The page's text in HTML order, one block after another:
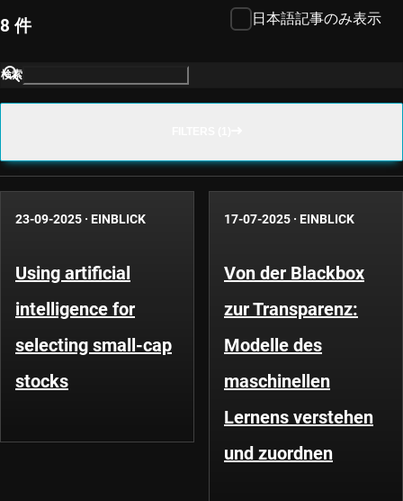
8 件 日本語記事のみ表示
検索
23-09-2025 · EINBLICK
Using artificial
intelligence for
selecting small-cap
stocks
17-07-2025 · EINBLICK
Von der Blackbox
zur Transparenz:
Modelle des
maschinellen
Lernens verstehen
und zuordnen